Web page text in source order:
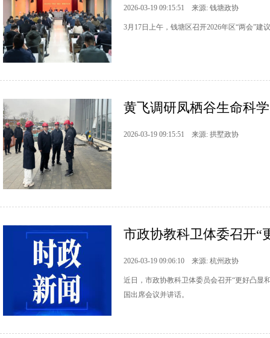
2026-03-19 09:15:51 来源: 钱塘政协
3月17日上午，钱塘区召开2026年区“两会”建
黄飞调研凤栖谷生命科
2026-03-19 09:15:51 来源: 拱墅政协
市政协教科卫体委召开“
2026-03-19 09:06:10 来源: 杭州政协
近日，市政协教科卫体委员会召开“更好凸显
国出席会议并讲话。